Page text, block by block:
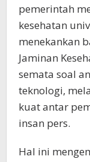
pemerintah
kesehatan
menekankan
Jaminan
semata soal
teknologi,
kuat antar
insan pers.
Hal ini